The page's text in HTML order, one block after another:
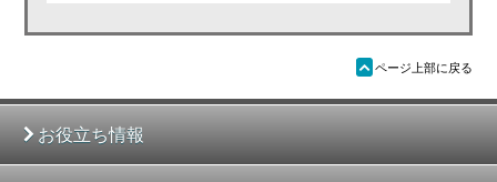
ü ページ上部に戻る
お役立ち情報